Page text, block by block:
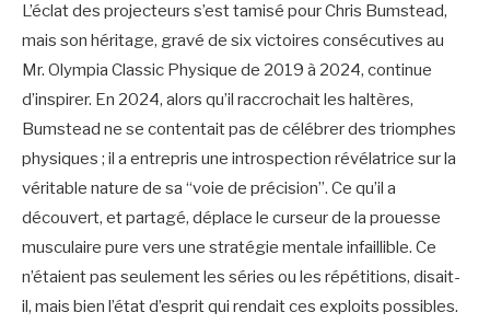
L’éclat des projecteurs s’est tamisé pour Chris Bumstead,
mais son héritage, gravé de six victoires consécutives au
Mr. Olympia Classic Physique de 2019 à 2024, continue
d’inspirer. En 2024, alors qu’il raccrochait les haltères,
Bumstead ne se contentait pas de célébrer des triomphes
physiques ; il a entrepris une introspection révélatrice sur la
véritable nature de sa “voie de précision”. Ce qu’il a
découvert, et partagé, déplace le curseur de la prouesse
musculaire pure vers une stratégie mentale infaillible. Ce
n’étaient pas seulement les séries ou les répétitions, disait-
il, mais bien l’état d’esprit qui rendait ces exploits possibles.